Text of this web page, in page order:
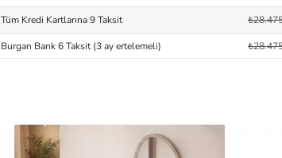
Tüm Kredi Kartlarına 9 Taksit
Burgan Bank 6 Taksit (3 ay ertelemeli)